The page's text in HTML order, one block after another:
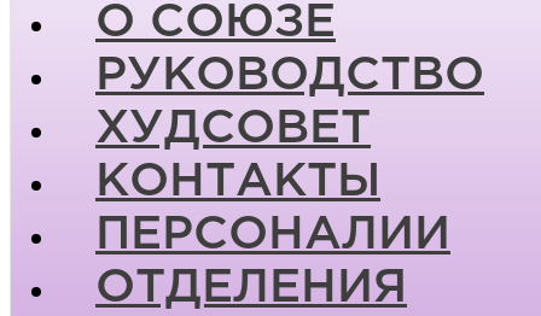
О СОЮЗЕ
РУКОВОДСТВО
ХУДСОВЕТ
КОНТАКТЫ
ПЕРСОНАЛИИ
ОТДЕЛЕНИЯ